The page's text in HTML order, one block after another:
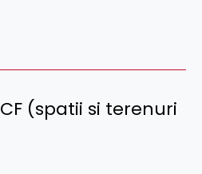
(spatii si terenuri